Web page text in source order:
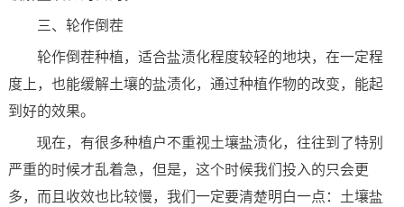
三、轮作倒茬
轮作倒茬种植，适合盐渍化程度较轻的地块，在一定程
度上，也能缓解土壤的盐渍化，通过种植作物的改变，能起
到好的效果。
现在，有很多种植户不重视土壤盐渍化，往往到了特别
严重的时候才乱着急，但是，这个时候我们投入的只会更
多，而且收效也比较慢，我们一定要清楚明白一点：土壤盐